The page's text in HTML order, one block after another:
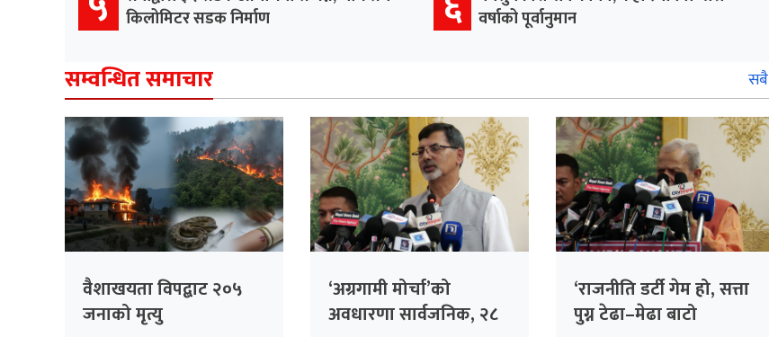
किलोमिटर सडक निर्माण
वर्षाको पूर्वानुमान
सम्वन्धित समाचार सबै
वैशाखयता विपद्बाट २०५
जनाको मृत्यु
‘अग्रगामी मोर्चा’को
अवधारणा सार्वजनिक, २८
‘राजनीति डर्टी गेम हो, सत्ता
पुग्न टेढा–मेढा बाटो